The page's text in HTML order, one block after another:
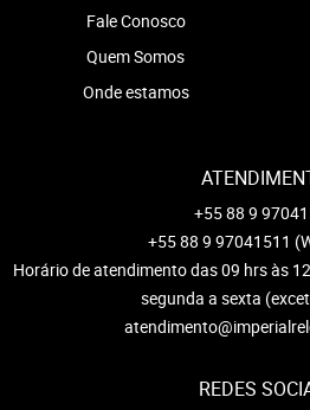
Fale Conosco
Quem Somos
Onde estamos
+55 88 9
+55 88 9 97041511
Horário de atendimento das 09 hrs às
segunda a sexta
REDES